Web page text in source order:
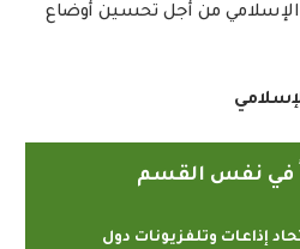
من أجل تحسين أوضاع
في نفس القسم
إذاعات وتلفزيونات دول